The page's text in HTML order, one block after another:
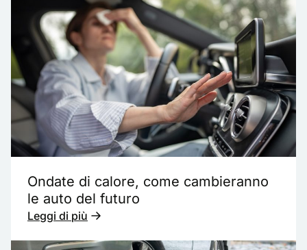
Ondate di calore, come cambieranno
le auto del futuro
Leggi di più